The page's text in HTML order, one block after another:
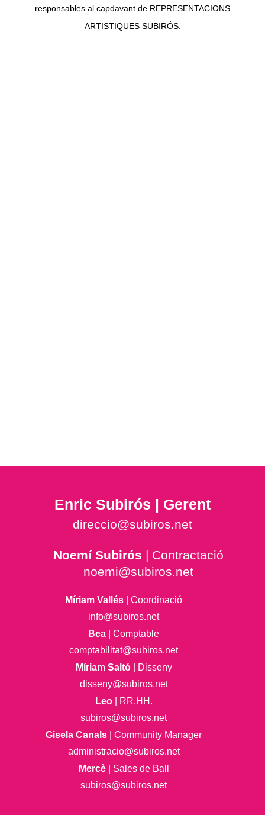
responsables al capdavant de REPRESENTACIONS
ARTISTIQUES SUBIRÓS.
Enric Subirós | Gerent
direccio@subiros.net
Noemí Subirós | Contractació
noemi@subiros.net
Míriam Vallés | Coordinació
info@subiros.net
Bea | Comptable
comptabilitat@subiros.net
Míriam Saltó| Disseny
disseny@subiros.net
Leo| RR.HH.
subiros@subiros.net
Gisela Canals | Community Manager
administracio@subiros.net
Mercè| Sales de Ball
subiros@subiros.net